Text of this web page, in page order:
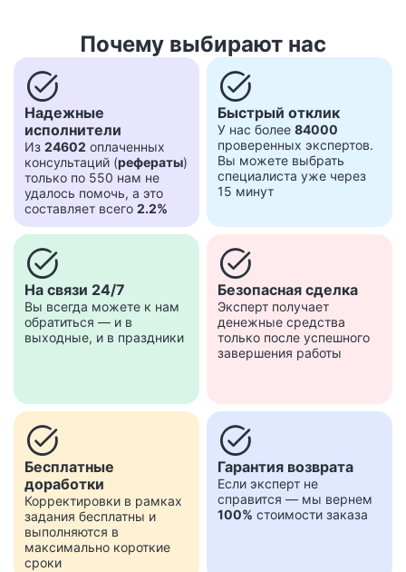
Почему выбирают нас
task_alt
Надежные
исполнители
Из 24602 оплаченных
консультаций (рефераты)
только по 550 нам не
удалось помочь, а это
составляет всего 2.2%
task_alt
Быстрый отклик
У нас более 84000
проверенных экспертов.
Вы можете выбрать
специалиста уже через
15 минут
task_alt
На связи 24/7
Вы всегда можете к нам
обратиться — и в
выходные, и в праздники
task_alt
Безопасная сделка
Эксперт получает
денежные средства
только после успешного
завершения работы
task_alt
Бесплатные
доработки
Корректировки в рамках
задания бесплатны и
выполняются в
максимально короткие
сроки
task_alt
Гарантия возврата
Если эксперт не
справится — мы вернем
100% стоимости заказа